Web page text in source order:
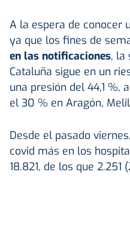
A la espera de conocer
ya que los fines de
en las notificaciones, la
Cataluña sigue en un
una presión del 44,1 %,
el 30 % en Aragón,
Desde el pasado
covid más en los
18.821, de los que